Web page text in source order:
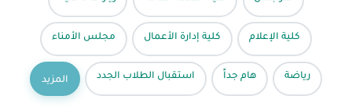
كلية الإعلام كلية إدارة الأعمال مجلس الأمناء
رياضة هام جداً استقبال الطلاب الجدد المزيد